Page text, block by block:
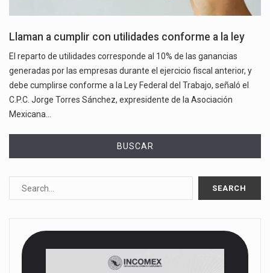
Llaman a cumplir con utilidades conforme a la ley
El reparto de utilidades corresponde al 10% de las ganancias
generadas por las empresas durante el ejercicio fiscal anterior, y
debe cumplirse conforme a la Ley Federal del Trabajo, señaló el
C.P.C. Jorge Torres Sánchez, expresidente de la Asociación
Mexicana…
BUSCAR